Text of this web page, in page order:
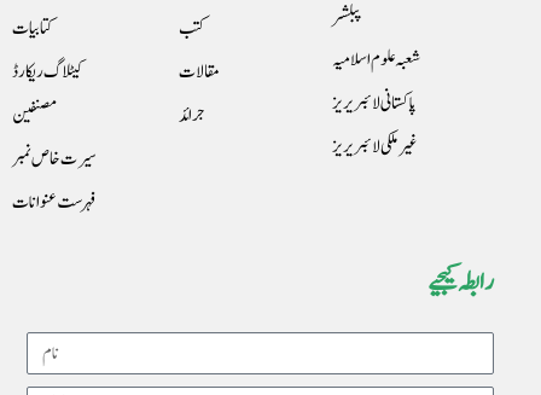
رابطہ کیجیے
Name
پبلشر
شعبہ علوم اسلامیہ
پاکستانی لائبریریز
غیرملکی لائبریریز
کتب
مقالات
جرائد
کتابیات
کیٹلاگ ریکارڈ
مصنفین
سیرت خاص نمبر
فہرست عنوانات